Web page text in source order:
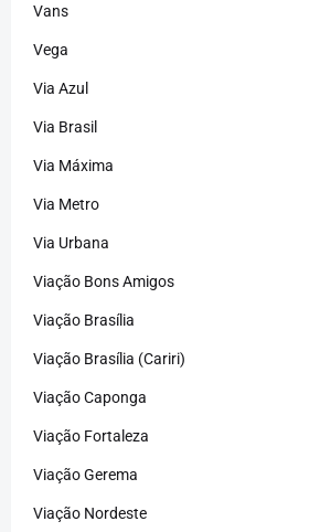
Vans
Vega
Via Azul
Via Brasil
Via Máxima
Via Metro
Via Urbana
Viação Bons Amigos
Viação Brasília
Viação Brasília (Cariri)
Viação Caponga
Viação Fortaleza
Viação Gerema
Viação Nordeste